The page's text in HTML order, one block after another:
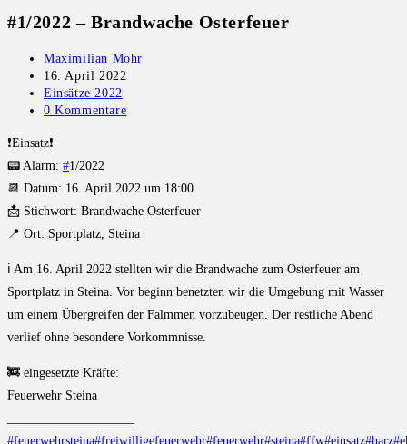
#1/2022 – Brandwache Osterfeuer
Maximilian Mohr
16. April 2022
Einsätze 2022
0 Kommentare
❗️Einsatz❗️
📟 Alarm: #1/2022
📆 Datum: 16. April 2022 um 18:00
📩 Stichwort: Brandwache Osterfeuer
📍 Ort: Sportplatz, Steina
ℹ️ Am 16. April 2022 stellten wir die Brandwache zum Osterfeuer am
Sportplatz in Steina. Vor beginn benetzten wir die Umgebung mit Wasser
um einem Übergreifen der Falmmen vorzubeugen. Der restliche Abend
verlief ohne besondere Vorkommnisse.
🚒 eingesetzte Kräfte:
Feuerwehr Steina
#feuerwehrsteina#freiwilligefeuerwehr#feuerwehr#steina#ffw#einsatz#harz